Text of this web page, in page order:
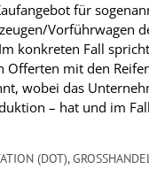
für
Vorführwagen
konkreten Fall
mit den
wobei das
– hat und im
(DOT),GROSSHANDEL